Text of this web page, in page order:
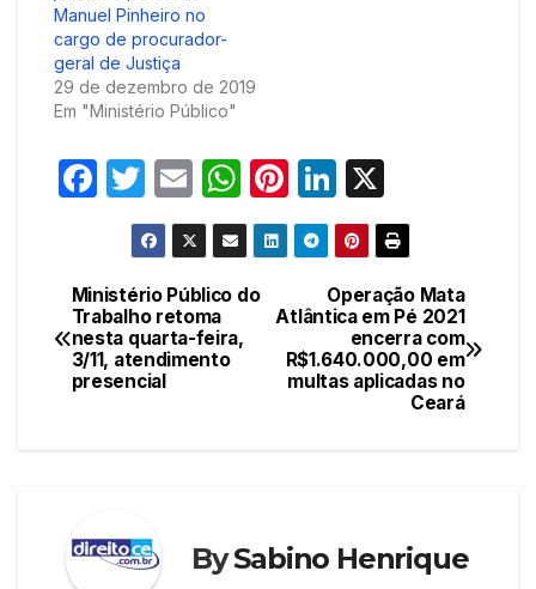
Manuel Pinheiro no
cargo de procurador-
geral de Justiça
29 de dezembro de 2019
Em "Ministério Público"
F
e
b
o
T
w
itt
er
E
m
ail
W
h
at
s
A
Pi
nt
er
st
Li
n
k
e
dI
n
Navegação
de
Post
Operação Mata
Atlântica em Pé 2021
encerra com
R$1.640.000,00 em
multas aplicadas no
Ceará
Ministério Público do
Trabalho retoma
nesta quarta-feira,
3/11, atendimento
presencial
BySabino Henrique